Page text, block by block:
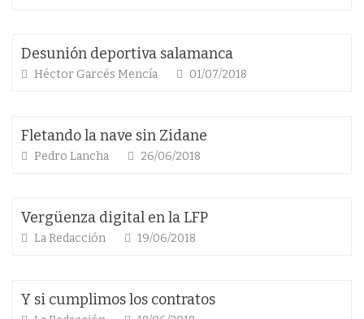
Desunión deportiva salamanca
Héctor Garcés Mencía 01/07/2018
Fletando la nave sin Zidane
Pedro Lancha 26/06/2018
Vergüenza digital en la LFP
La Redacción 19/06/2018
Y si cumplimos los contratos